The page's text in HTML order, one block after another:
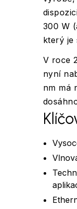
300 W
který je
V roce
nyní
nm má